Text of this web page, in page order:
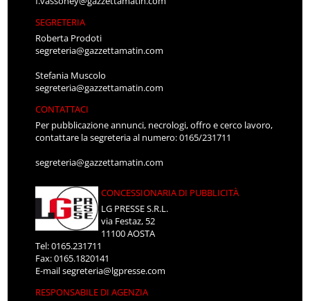
SEGRETERIA
Roberta Prodoti
segreteria@gazzettamatin.com
Stefania Muscolo
segreteria@gazzettamatin.com
CONTATTACI
Per pubblicazione annunci, necrologi, offro e cerco lavoro,
contattare la segreteria al numero: 0165/231711
segreteria@gazzettamatin.com
CONCESSIONARIA DI PUBBLICITÀ
LG PRESSE S.R.L.
via Festaz, 52
11100 AOSTA
Tel: 0165.231711
Fax: 0165.1820141
E-mailsegreteria@lgpresse.com
RESPONSABILE DI AGENZIA